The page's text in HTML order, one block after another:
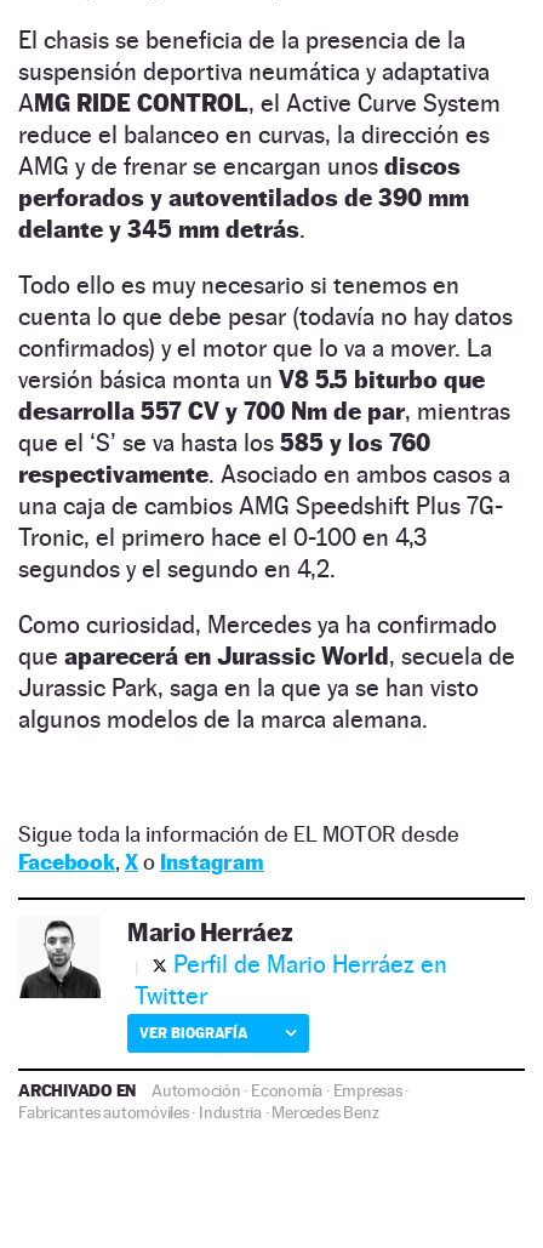
El chasis se beneficia de la presencia de la
suspensión deportiva neumática y adaptativa
AMG RIDE CONTROL, el Active Curve System
reduce el balanceo en curvas, la dirección es
AMG y de frenar se encargan unos discos
perforados y autoventilados de 390 mm
delante y 345 mm detrás.
Todo ello es muy necesario si tenemos en
cuenta lo que debe pesar (todavía no hay datos
confirmados) y el motor que lo va a mover. La
versión básica monta un V8 5.5 biturbo que
desarrolla 557 CV y 700 Nm de par, mientras
que el ‘S’ se va hasta los 585 y los 760
respectivamente. Asociado en ambos casos a
una caja de cambios AMG Speedshift Plus 7G-
Tronic, el primero hace el 0-100 en 4,3
segundos y el segundo en 4,2.
Como curiosidad, Mercedes ya ha confirmado
que aparecerá en Jurassic World, secuela de
Jurassic Park, saga en la que ya se han visto
algunos modelos de la marca alemana.
Sigue toda la información de EL MOTOR desde
Facebook, Xo Instagram
Mario Herráez
Perfil de Mario Herráez en
Twitter
VER BIOGRAFÍA
ARCHIVADO EN Automoción · Economía · Empresas·
Fabricantes automóviles· Industria·Mercedes Benz